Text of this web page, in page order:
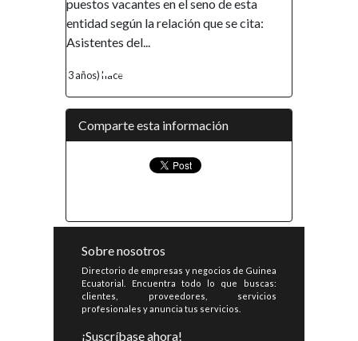
puestos vacantes en el seno de esta
entidad según la relación que se cita:
Asistentes del...
3 años) hace
Comparte esta información
Sobre nosotros
Directorio de empresas y negocios de Guinea
Ecuatorial. Encuentra todo lo que buscas:
clientes, proveedores, servicios
profesionales y anuncia tus servicios.
¡Suscríbase ahora!